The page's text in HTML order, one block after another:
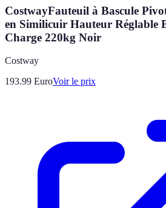
CostwayFauteuil à Bascule
en Similicuir Hauteur Réglable
Charge 220kg Noir
Costway
193.99 EuroVoir le prix